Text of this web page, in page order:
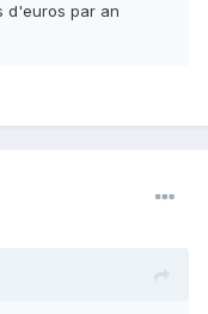
d'euros par an